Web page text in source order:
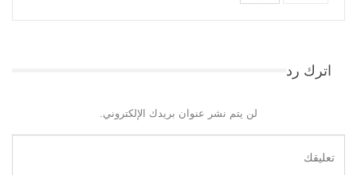
اترك رد
لن يتم نشر عنوان بريدك الإلكتروني.